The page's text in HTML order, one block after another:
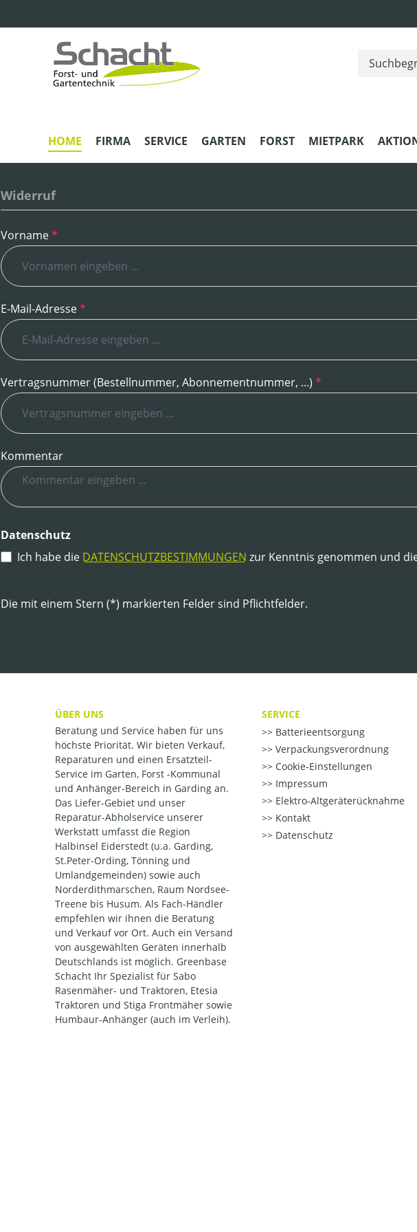
HOME FIRMA SERVICE GARTEN FORST MIETPARK
Widerruf
Vorname*
E-Mail-Adresse*
Vertragsnummer (Bestellnummer, Abonnementnummer, ...) *
Kommentar
Datenschutz
Ich habe die DATENSCHUTZBESTIMMUNGEN zur Kenntnis genommen und
Die mit einem Stern (*) markierten Felder sind Pflichtfelder.
ÜBER UNS
Beratung und Service haben für uns
höchste Priorität. Wir bieten Verkauf,
Reparaturen und einen Ersatzteil-
Service im Garten, Forst -Kommunal
und Anhänger-Bereich in Garding an.
Das Liefer-Gebiet und unser
Reparatur-Abholservice unserer
Werkstatt umfasst die Region
Halbinsel Eiderstedt (u.a. Garding,
St.Peter-Ording, Tönning und
Umlandgemeinden) sowie auch
Norderdithmarschen, Raum Nordsee-
Treene bis Husum. Als Fach-Händler
empfehlen wir ihnen die Beratung
und Verkauf vor Ort. Auch ein Versand
von ausgewählten Geräten innerhalb
Deutschlands ist möglich. Greenbase
Schacht Ihr Spezialist für Sabo
Rasenmäher- und Traktoren, Etesia
Traktoren und Stiga Frontmäher sowie
Humbaur-Anhänger (auch im Verleih).
SERVICE
Batterieentsorgung
Verpackungsverordnung
Cookie-Einstellungen
Impressum
Elektro-Altgeräterücknahme
Kontakt
Datenschutz